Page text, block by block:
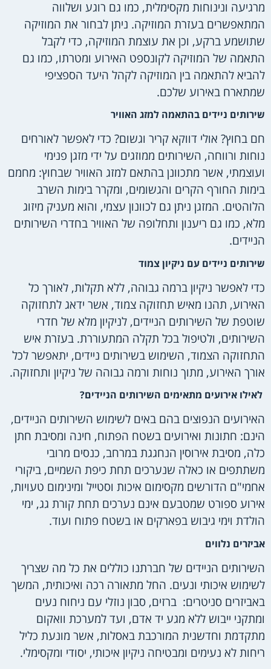
מרגיעה ונינוחות מקסימלית, כמו גם רוגע ושלווה
המתאפשרים בעזרת המוזיקה. ניתן לבחור את המוזיקה
שתושמע ברקע, וכן את עוצמת המוזיקה, כדי לקבל
התאמה של המוזיקה לקונספט האירוע ומטרתו, כמו גם
להביא להתאמה בין המוזיקה לקהל היעד הספציפי
שמתארח באירוע שלכם.
שירותים ניידים בהתאמה למזג האוויר
חם בחוץ? אולי דווקא קריר וגשום? כדי לאפשר לאורחים
נוחות ורווחה, השירותים ממוזגים על ידי מזגן פנימי
ועוצמתי, אשר מתכוונן בהתאם למזג האוויר שבחוץ: מחמם
בימות החורף הקרים והגשומים, ומקרר בימות השרב
הלוהטים. המזגן ניתן גם לכוונון עצמי, והוא מעניק מיזוג
מלא, כמו גם ריענון ותחלופה של האוויר בחדרי השירותים
הניידים.
שירותים ניידים עם ניקיון צמוד
כדי לאפשר ניקיון ברמה גבוהה, ללא תקלות, לאורך כל
האירוע, תהנו מאיש תחזוקה צמוד, אשר ידאג לתחזוקה
שוטפת של השירותים הניידים, לניקיון מלא של חדרי
השירותים, ולטיפול בכל תקלה המתעוררת. בעזרת איש
התחזוקה הצמוד, השימוש בשירותים ניידים, יתאפשר לכל
אורך האירוע, מתוך נוחות ורמה גבוהה של ניקיון ותחזוקה.
לאילו אירועים מתאימים השירותים הניידים?
האירועים הנפוצים בהם באים לשימוש השירותים הניידים,
הינם: חתונות ואירועים בשטח הפתוח, חינה ומסיבת חתן
כלה, מסיבת אירוסין הנחגגת במרחב, כנסים מרובי
משתתפים או כאלה שנערכים תחת כיפת השמיים, ביקורי
אחמי"ם הדורשים מקסימום איכות וסטייל ומינימום טעויות,
אירוע ספורט שמטבעם אינם נערכים תחת קורת גג, ימי
הולדת וימי גיבוש בפארקים או בשטח פתוח ועוד.
אביזרים נלווים
השירותים הניידים של חברתנו כוללים את כל מה שצריך
לשימוש איכותי ונעים. החל מתאורה רכה ואיכותית, המשך
באביזרים סניטרים: ברזים, סבון נוזלי עם ניחוח נעים
ומתקני ייבוש ללא מגע יד אדם, ועד למערכת וואקום
מתקדמת וחדשנית המורכבת באסלות, אשר מונעת כליל
ריחות לא נעימים ומבטיחה ניקיון איכותי, יסודי ומקסימלי.